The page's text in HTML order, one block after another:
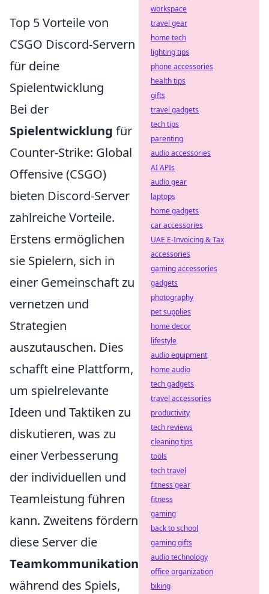
Top 5 Vorteile von
CSGO Discord-Servern
für deine
Spielentwicklung
Bei der
Spielentwicklung für
Counter-Strike: Global
Offensive (CSGO)
bieten Discord-Server
zahlreiche Vorteile.
Erstens ermöglichen
sie Spielern, sich in
einer Gemeinschaft zu
vernetzen und
Strategien
auszutauschen. Dies
schafft eine Plattform,
um spielrelevante
Ideen und Taktiken zu
diskutieren, was zu
einer Verbesserung
der individuellen und
Teamleistung führen
kann. Zweitens fördern
diese Server die
Teamkommunikation
während des Spiels,
workspace
travel gear
home tech
lighting tips
phone accessories
health tips
gifts
travel gadgets
tech tips
parenting
audio accessories
AI APIs
audio gear
laptops
home gadgets
car accessories
UAE E-Invoicing & Tax
accessories
gaming accessories
gadgets
photography
pet supplies
home decor
lifestyle
audio equipment
home audio
tech gadgets
travel accessories
productivity
tech reviews
cleaning tips
tools
tech travel
fitness gear
fitness
gaming
back to school
gaming gifts
audio technology
office organization
biking